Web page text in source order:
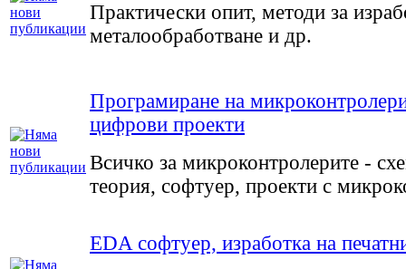
Практически опит, методи за
металообработване и др.
Програмиране на
цифрови проекти
Всичко за микроконтролерите -
теория, софтуер, проекти с
EDA софтуер, изработка на